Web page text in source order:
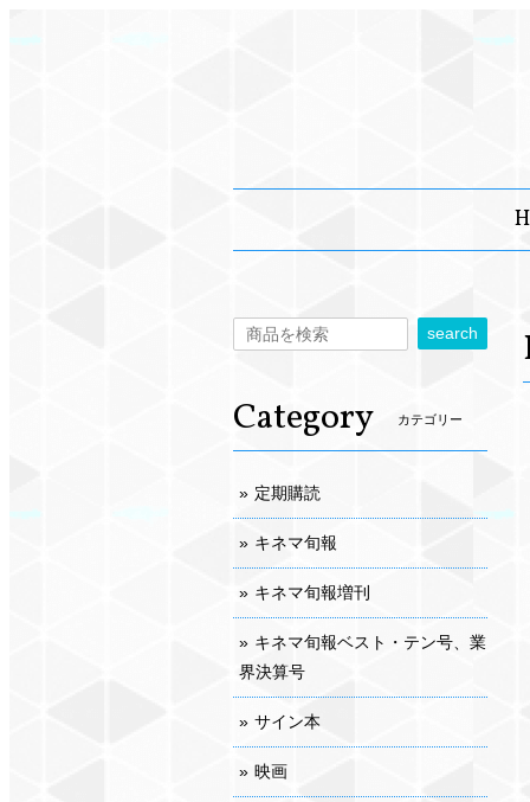
search
Category カテゴリー
定期購読
キネマ旬報
キネマ旬報増刊
キネマ旬報ベスト・テン号、業
界決算号
サイン本
映画